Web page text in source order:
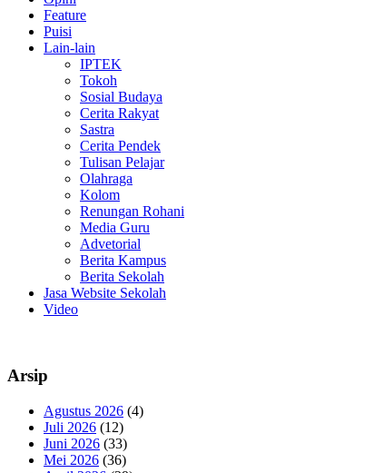
Feature
Puisi
Lain-lain
IPTEK
Tokoh
Sosial Budaya
Cerita Rakyat
Sastra
Cerita Pendek
Tulisan Pelajar
Olahraga
Kolom
Renungan Rohani
Media Guru
Advetorial
Berita Kampus
Berita Sekolah
Jasa Website Sekolah
Video
Arsip
Agustus 2026 (4)
Juli 2026 (12)
Juni 2026 (33)
Mei 2026 (36)